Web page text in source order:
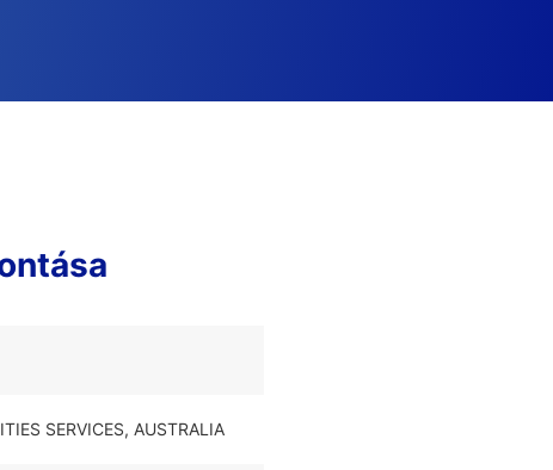
SERVICES, AUSTRALIA